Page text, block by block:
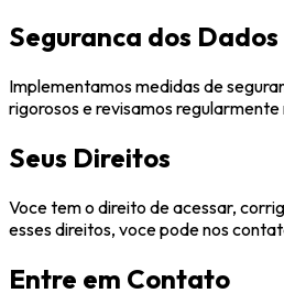
Seguranca dos Dados
Implementamos medidas de
rigorosos e revisamos
Seus Direitos
Voce tem o direito de acessar,
esses direitos, voce pode nos
Entre em Contato